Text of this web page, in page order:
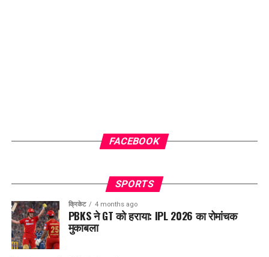
FACEBOOK
SPORTS
क्रिकेट 4 months ago
PBKS ने GT को हराया: IPL 2026 का रोमांचक
मुकाबला